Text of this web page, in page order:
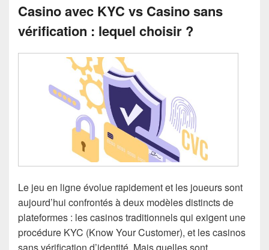
Casino avec KYC vs Casino sans
vérification : lequel choisir ?
Le jeu en ligne évolue rapidement et les joueurs sont
aujourd’hui confrontés à deux modèles distincts de
plateformes : les casinos traditionnels qui exigent une
procédure KYC (Know Your Customer), et les casinos